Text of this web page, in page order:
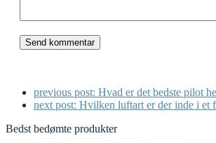
previous post: Hvad er det bedste pilot
next post: Hvilken luftart er der inde i et
Bedst bedømte produkter